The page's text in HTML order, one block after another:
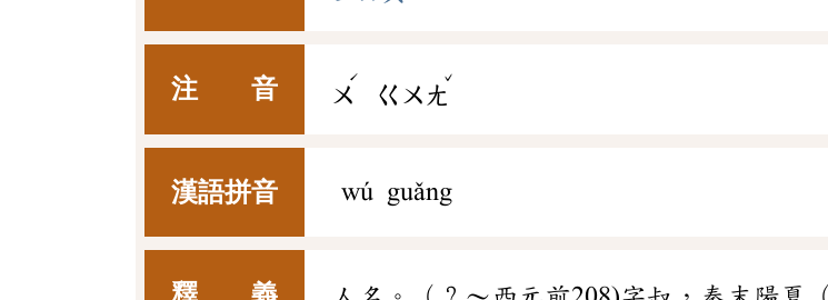
注 音 ㄨ
ˊ
ㄍㄨㄤ
ˇ
漢語拼音 wú guǎng